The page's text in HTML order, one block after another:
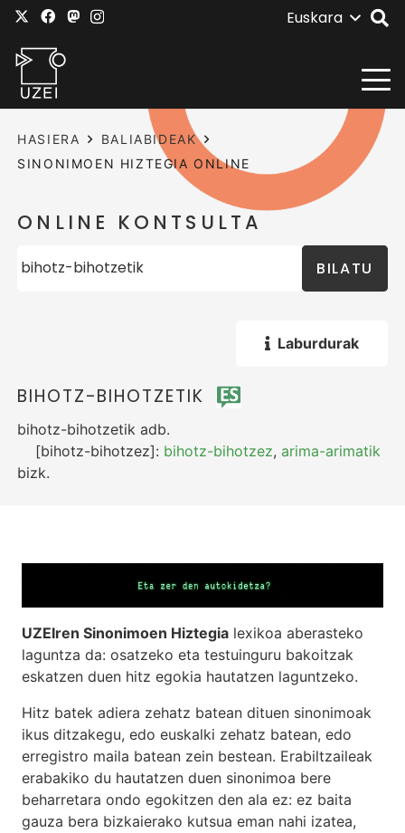
Euskara
HASIERA
BALIABIDEAK
SINONIMOEN HIZTEGIA ONLINE
ONLINE KONTSULTA
BILATU
Laburdurak
BIHOTZ-BIHOTZETIK
bihotz-bihotzetik adb.
[bihotz-bihotzez]: bihotz-bihotzez,arima-arimatik
bizk.
UZEIren Sinonimoen Hiztegia lexikoa aberasteko
laguntza da: osatzeko eta testuinguru bakoitzak
eskatzen duen hitz egokia hautatzen laguntzeko.
Hitz batek adiera zehatz batean dituen sinonimoak
ikus ditzakegu, edo euskalki zehatz batean, edo
erregistro maila batean zein bestean. Erabiltzaileak
erabakiko du hautatzen duen sinonimoa bere
beharretara ondo egokitzen den ala ez: ez baita
gauza bera bizkaierako kutsua eman nahi izatea,